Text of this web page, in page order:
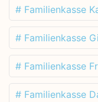
# Familienkasse
# Familienkasse
# Familienkasse
# Familienkasse